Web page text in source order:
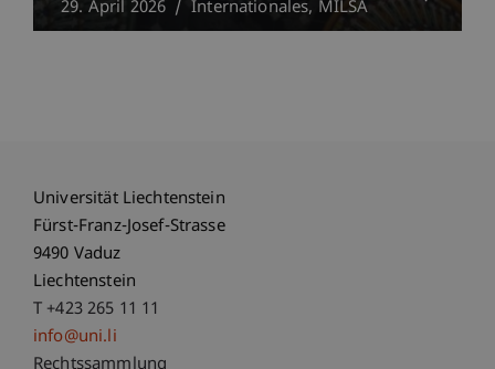
29. April 2026 Internationales MILSA
Universität Liechtenstein
Fürst-Franz-Josef-Strasse
9490 Vaduz
Liechtenstein
T +423 265 11 11
info@uni.li